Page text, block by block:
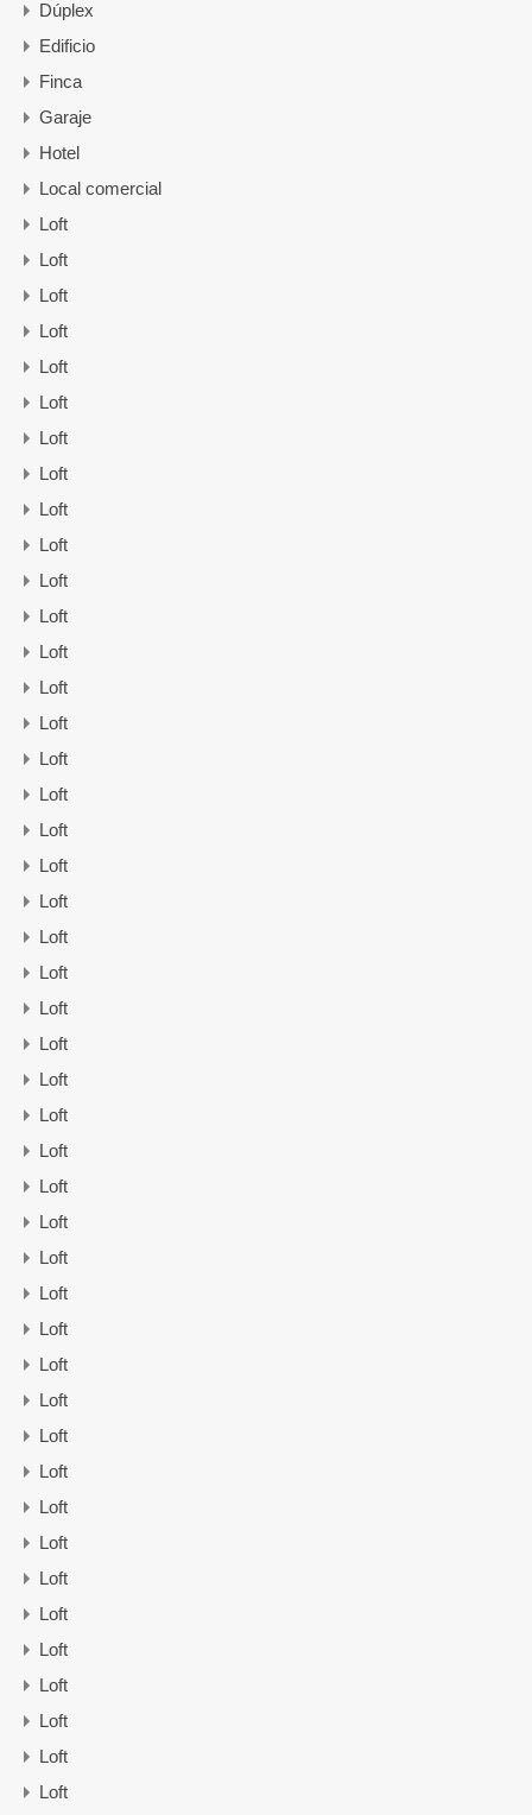
Dúplex
Edificio
Finca
Garaje
Hotel
Local comercial
Loft
Loft
Loft
Loft
Loft
Loft
Loft
Loft
Loft
Loft
Loft
Loft
Loft
Loft
Loft
Loft
Loft
Loft
Loft
Loft
Loft
Loft
Loft
Loft
Loft
Loft
Loft
Loft
Loft
Loft
Loft
Loft
Loft
Loft
Loft
Loft
Loft
Loft
Loft
Loft
Loft
Loft
Loft
Loft
Loft